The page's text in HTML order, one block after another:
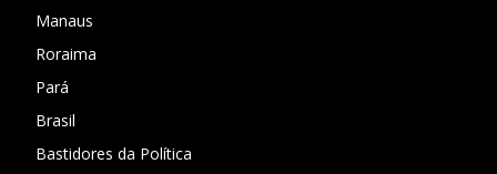
Manaus
Roraima
Pará
Brasil
Bastidores da Política